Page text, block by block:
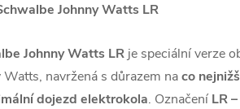
Johnny Watts LR
Johnny Watts LR je speciální verze
Watts, navržená s důrazem naco
dojezd elektrokola. Označení LR